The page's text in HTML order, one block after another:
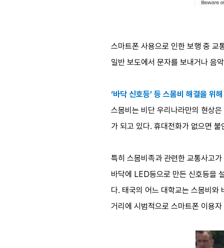
스마트폰 사용으로 인한 보행 중
일반 보도에서 문자를 보내거나 음
‘바닥 신호등’ 등 스몸비 해결을 위
스몸비는 비단 우리나라만의 현상
가 되고 있다. 휴대전화가 없으면
특히 스몸비족과 관련한 교통사고
바닥에 LED등으로 만든 신호등을
다. 태국의 어느 대학교는 스몸비
거리에 시범적으로 스마트폰 이용